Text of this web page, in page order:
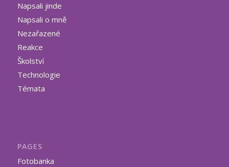
Napsali jinde
Napsali o mně
Nezařazené
Reakce
Školství
Technologie
Témata
PAGES
Fotobanka